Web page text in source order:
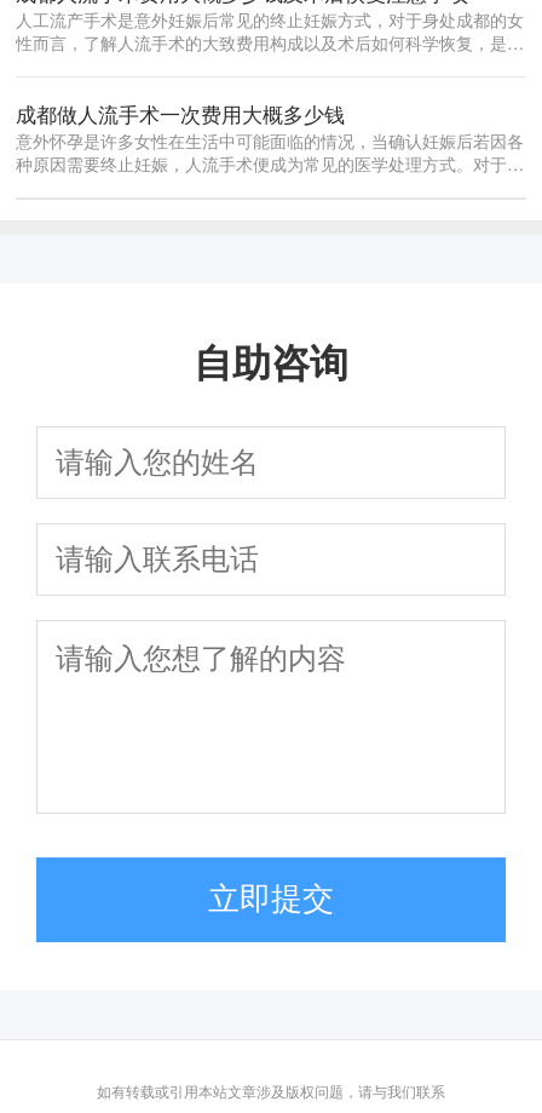
人工流产手术是意外妊娠后常见的终止妊娠方式，对于身处成都的女
性而言，了解人流手术的大致费用构成以及术后如何科学恢复，是做
成都做人流手术一次费用大概多少钱
意外怀孕是许多女性在生活中可能面临的情况，当确认妊娠后若因各
种原因需要终止妊娠，人流手术便成为常见的医学处理方式。对于身
自助咨询
立即提交
如有转载或引用本站文章涉及版权问题，请与我们联系